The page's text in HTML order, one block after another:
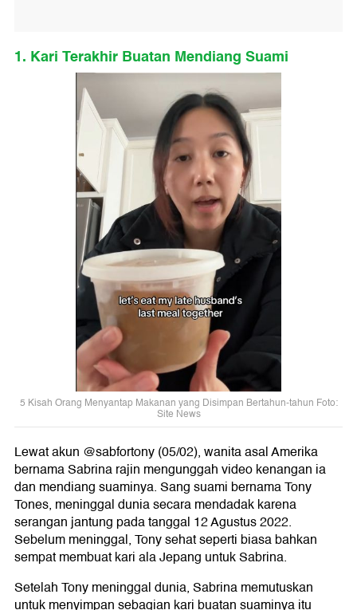
1. Kari Terakhir Buatan Mendiang Suami
5 Kisah Orang Menyantap Makanan yang Disimpan Bertahun-tahun Foto:
Site News
Lewat akun @sabfortony (05/02), wanita asal Amerika
bernama Sabrina rajin mengunggah video kenangan ia
dan mendiang suaminya. Sang suami bernama Tony
Tones, meninggal dunia secara mendadak karena
serangan jantung pada tanggal 12 Agustus 2022.
Sebelum meninggal, Tony sehat seperti biasa bahkan
sempat membuat kari ala Jepang untuk Sabrina.
Setelah Tony meninggal dunia, Sabrina memutuskan
untuk menyimpan sebagian kari buatan suaminya itu